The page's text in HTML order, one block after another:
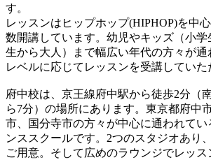
す。
レッスンはヒップホップ(HIPHOP)を中
数開講しています。幼児やキッズ（小
生から大人）まで幅広い年代の方々が
レベルに応じてレッスンを受講していた
府中校は、京王線府中駅から徒歩2分（
ら7分）の場所にあります。東京都府中
市、国分寺市の方々が中心に通われて
ンススクールです。2つのスタジオあり
ご用意。そして広めのラウンジでレッ